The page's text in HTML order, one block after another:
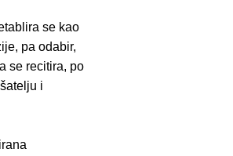
se kao
pa odabir,
se recitira, po
i